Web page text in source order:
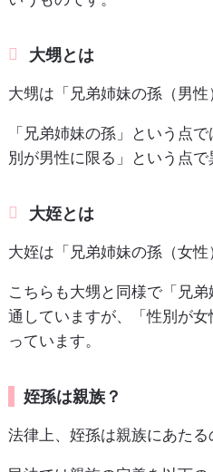
大甥とは
大甥は「兄弟姉妹の孫（男性
「兄弟姉妹の孫」という点
別が男性に限る」という点で
大姪とは
大姪は「兄弟姉妹の孫（女性
こちらも大甥と同様で「兄
通していますが、「性別が
っています。
姪孫は親族？
法律上、姪孫は親族にあたる